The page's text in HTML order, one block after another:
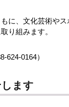
に、文化芸術やス
り組みます。
624-0164）
ます